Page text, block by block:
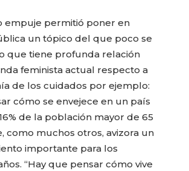
empuje permitió poner en
un tópico del que poco se
que tiene profunda relación
feminista actual respecto a
de los cuidados por ejemplo:
cómo se envejece en un país
de la población mayor de 65
como muchos otros, avizora un
importante para los
“Hay que pensar cómo vive